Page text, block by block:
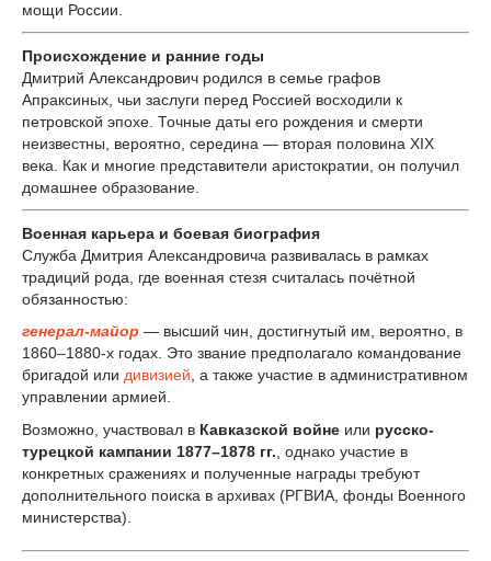
мощи России.
Происхождение и ранние годы
Дмитрий Александрович родился в семье графов
Апраксиных, чьи заслуги перед Россией восходили к
петровской эпохе. Точные даты его рождения и смерти
неизвестны, вероятно, середина — вторая половина XIX
века. Как и многие представители аристократии, он получил
домашнее образование.
Военная карьера и боевая биография
Служба Дмитрия Александровича развивалась в рамках
традиций рода, где военная стезя считалась почётной
обязанностью:
генерал-майор — высший чин, достигнутый им, вероятно, в
1860–1880-х годах. Это звание предполагало командование
бригадой или дивизией, а также участие в административном
управлении армией.
Возможно, участвовал в Кавказской войне или русско-
турецкой кампании 1877–1878 гг. , однако участие в
конкретных сражениях и полученные награды требуют
дополнительного поиска в архивах (РГВИА, фонды Военного
министерства).